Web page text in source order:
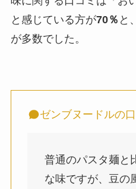
と感じている方が70％ と
が多数でした。
ゼンブヌードルの
普通のパスタ麺と
な味ですが、豆の